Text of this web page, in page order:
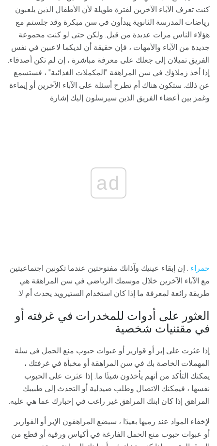
كنت تعرف الآباء الآخرين لفترة طويلة لأن الأطفال الذين يلعبون
رياضات المدرسة الثانوية يبدأون في سن مبكرة وقد جلستم مع
هؤلاء الناس مرات عديدة من قبل. ولكن حتى لو كنت مجموعة
جديدة من الآباء والأمهات ، فإن حقيقة أن لديكما لاعبين في نفس
الفريق تميلان إلى جعلك على معرفة مباشرة ، إن لم تكن أصدقاء.
إذا أخذ زملاؤك في سن المراهقة "المكملات الغذائية" ، فستسمع
عن ذلك. ستكون هناك أم تطرح أسئلة على الآباء الآخرين أو إيماءة
وغمز بين أعضاء الفريق الذين سيرسلون إليك إشارة
ad
حمراء . إن إبقاء عينيك وآذانك مفتوحتين عندما تكونين اجتماعيتين
مع الآباء الآخرين خلال موسمك الرياضي في سن المراهقة هي
طريقة رائعة لمعرفة ما إذا كان استخدام الستيرويد يحدث أم لا.
العثور على أدوات للمخدرات في غرفته أو
في مقتنيات شخصية
إذا عثرت على إبر أو قوارير أو عبوات حبوب منع الحمل في سلة
المهملات الخاصة بك في سن المراهقة أو مخبأة في غرفتك ،
يمكنك التأكد من أنهم يأخذون شيئًا ما. إذا عثرت على الحبوب
نفسها ، فيمكنك الاتصال وطلب صيدلية أو التحدث إلى طبيبك
المراهق إذا كان ابنك المراهق غير راغب في إخبارك عما هي عليه.
لإخفاء المواد عند رميها بعيدًا ، سيضع المراهقون الإبر أو القوارير
أو عبوات حبوب منع الحمل الفارغة في أكياس ورقية أو قطع من